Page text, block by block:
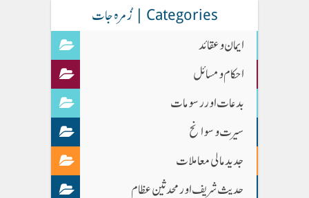
Categories | زُمرہ جات
ایمان وعقائد
احکام و مسائل
بدعات اور رسومات
سیرت و سوانح
جدید مالی معاملات
حدیث شریف اور محدثین عظام